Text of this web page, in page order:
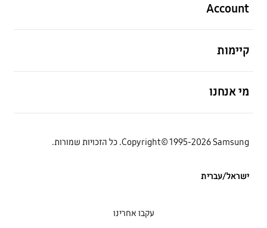
Account
קיימות
מי אנחנו
Copyright© 1995-2026 Samsung. כל הזכויות שמורות.
ישראל/עברית
עקבו אחרינו